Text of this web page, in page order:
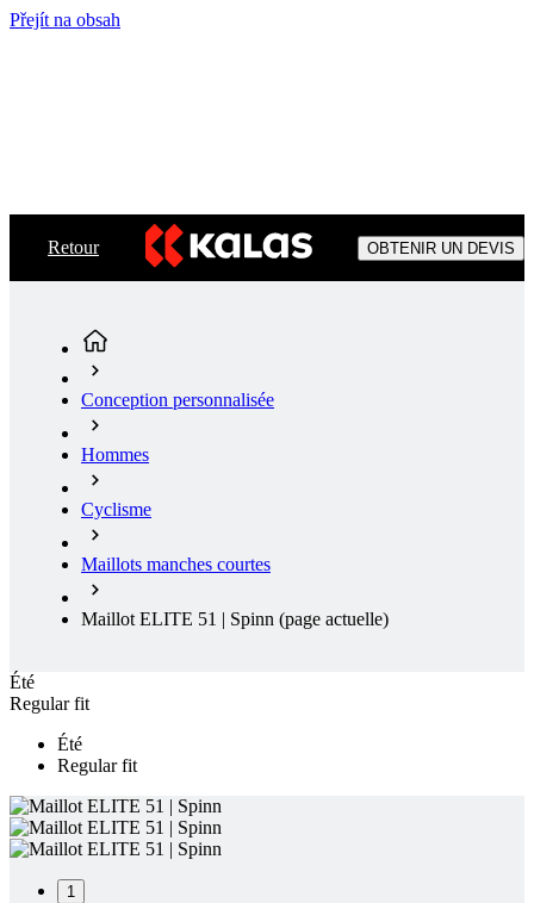
Přejít na obsah
Retour OBTENIR UN DEVIS
Conception personnalisée
Hommes
Cyclisme
Maillots manches courtes
Maillot ELITE 51 | Spinn (page actuelle)
Été
Regular fit
Été
Regular fit
1